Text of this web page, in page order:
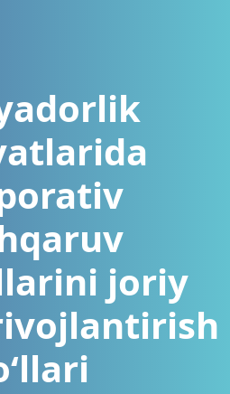
joriy